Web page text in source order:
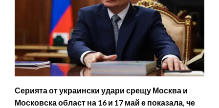
Серията от украински удари срещу Москва и
Московска област на 16 и 17 май е показала, че